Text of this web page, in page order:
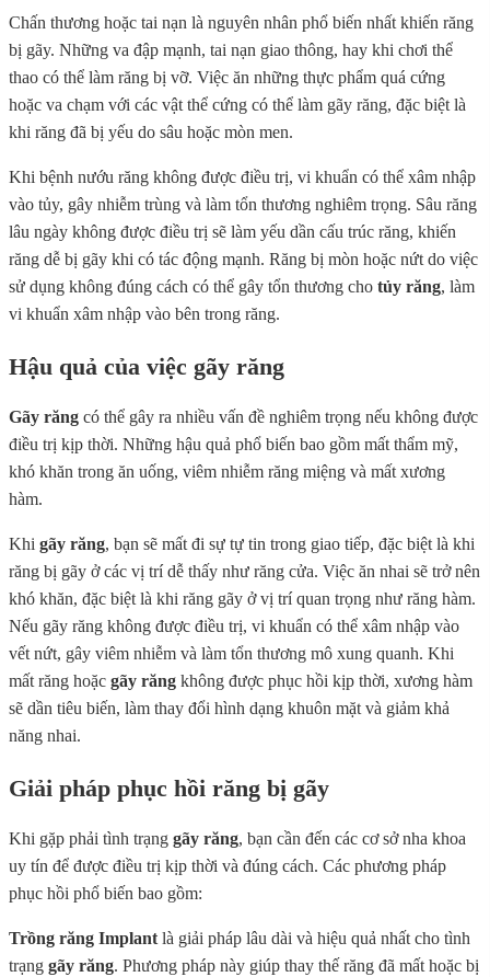
Chấn thương hoặc tai nạn là nguyên nhân phổ biến nhất khiến răng
bị gãy. Những va đập mạnh, tai nạn giao thông, hay khi chơi thể
thao có thể làm răng bị vỡ. Việc ăn những thực phẩm quá cứng
hoặc va chạm với các vật thể cứng có thể làm gãy răng, đặc biệt là
khi răng đã bị yếu do sâu hoặc mòn men.
Khi bệnh nướu răng không được điều trị, vi khuẩn có thể xâm nhập
vào tủy, gây nhiễm trùng và làm tổn thương nghiêm trọng. Sâu răng
lâu ngày không được điều trị sẽ làm yếu dần cấu trúc răng, khiến
răng dễ bị gãy khi có tác động mạnh. Răng bị mòn hoặc nứt do việc
sử dụng không đúng cách có thể gây tổn thương cho tủy răng, làm
vi khuẩn xâm nhập vào bên trong răng.
Hậu quả của việc gãy răng
Gãy răng có thể gây ra nhiều vấn đề nghiêm trọng nếu không được
điều trị kịp thời. Những hậu quả phổ biến bao gồm mất thẩm mỹ,
khó khăn trong ăn uống, viêm nhiễm răng miệng và mất xương
hàm.
Khi gãy răng, bạn sẽ mất đi sự tự tin trong giao tiếp, đặc biệt là khi
răng bị gãy ở các vị trí dễ thấy như răng cửa. Việc ăn nhai sẽ trở nên
khó khăn, đặc biệt là khi răng gãy ở vị trí quan trọng như răng hàm.
Nếu gãy răng không được điều trị, vi khuẩn có thể xâm nhập vào
vết nứt, gây viêm nhiễm và làm tổn thương mô xung quanh. Khi
mất răng hoặc gãy răng không được phục hồi kịp thời, xương hàm
sẽ dần tiêu biến, làm thay đổi hình dạng khuôn mặt và giảm khả
năng nhai.
Giải pháp phục hồi răng bị gãy
Khi gặp phải tình trạng gãy răng, bạn cần đến các cơ sở nha khoa
uy tín để được điều trị kịp thời và đúng cách. Các phương pháp
phục hồi phổ biến bao gồm:
Trồng răng Implantlà giải pháp lâu dài và hiệu quả nhất cho tình
trạng gãy răng. Phương pháp này giúp thay thế răng đã mất hoặc bị